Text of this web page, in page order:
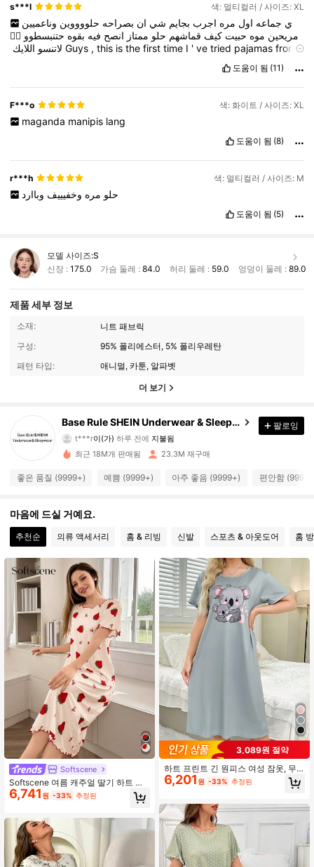
s***l 색: 멀티컬러 / 사이즈: XL
ي جماعه اول مره اجرب بجايم شي ان بصراحه حلووووين وناعميين
مريحين موه حبيت كيف قماشهم حلو ممتاز انصح فيه بقوه حتنبسطوو 👍🏼
لاتنسو اللايك ‏Guys ,this isthefirsttime I 'vetried pajamasfrom
recommendthem,
you'llbehappy👍🏼Don'tforgetto👍🏼👍🏼👍🏼👍🏼👍🏼👍🏼👍🏼👍🏼👍🏼👍🏼👍🏼
도움이 됨 (11)
F***o 색: 화이트 / 사이즈: XL
maganda manipis lang
도움이 됨 (8)
r***h 색: 멀티컬러 / 사이즈: M
حلو مره وخفيييف وباارد
도움이 됨 (5)
모델 사이즈:S
신장 : 175.0 가슴 둘레 :84.0 허리 둘레 : 59.0 엉덩이 둘레 : 89.0
제품 세부 정보
소재:
니트 패브릭
구성:
95% 폴리에스터, 5% 폴리우레탄
패턴 타입:
애니멀, 카툰, 알파벳
더 보기
Base Rule SHEIN Underwear & Sleepwear
4.93
1.1M 팔로워
t***r이(가)하루 전에 지불됨
10분 전에
4.93
4.93 1.1M 팔로워
4.93 1.1M 팔로워
4.93 1.1M 팔로워
4.93 1.1M 팔로워
4.93
4.93 1.1M 팔로워
4.93 1.1M 팔로워
4.93 1.1M 팔로워
팔로잉
최근 18M개 판매됨 23.3M 재구매
좋은 품질 (9999+) 예쁨 (9999+) 아주 좋음 (9999+) 편안함
마음에 드실 거예요.
추천순 의류 액세서리 홈 & 리빙 신발 스포츠 & 아웃도어 홈
Softscene
Softscene 여름 캐주얼 딸기 하트 프
린트 반팔 나이트가운, 무무
6,741 원 -33% 추정된
3,089원 절약
하트 프린트 긴 원피스 여성 잠옷, 무
무 수면 드레스가 있는 사랑스러운 코
알라
6,201 원 -33% 추정된